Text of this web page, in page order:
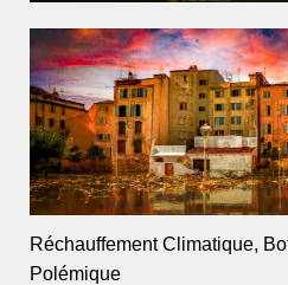
Réchauffement Climatique,
Polémique